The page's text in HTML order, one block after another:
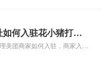
户被发现的机会。方便客户导
可以帮助客户更容易地找到商
。特别是对于新客户或不熟悉
来说，地图标注可以提供明确
何入驻花小猪打车
指路人地图标注服
何入驻花小猪打车
美团商家如何入驻，商家入驻
何入驻地图、如何入驻地:、